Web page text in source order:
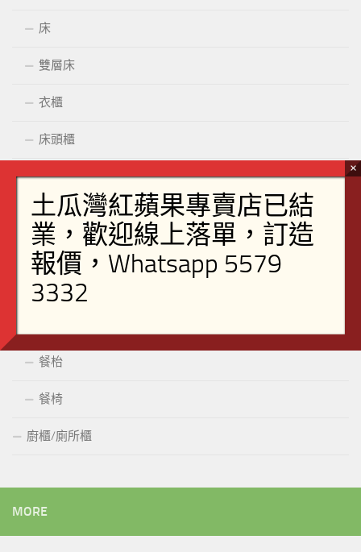
床
雙層床
衣櫃
床頭櫃
書櫃
書桌
桶櫃
飯廳
餐枱
餐椅
廚櫃/廁所櫃
MORE